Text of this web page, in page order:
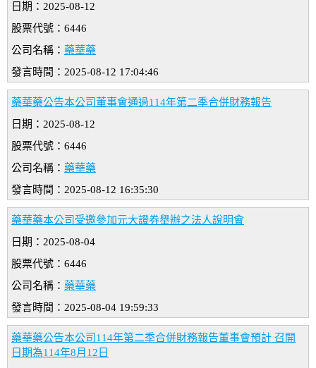
日期：2025-08-12
股票代號：6446
公司名稱： 藥華藥
發言時間：2025-08-12 17:04:46
藥華藥公告本公司董事會通過114年第二季合併財務報告
日期：2025-08-12
股票代號：6446
公司名稱： 藥華藥
發言時間：2025-08-12 16:35:30
藥華藥本公司受邀參加元大證券舉辦之法人說明會
日期：2025-08-04
股票代號：6446
公司名稱： 藥華藥
發言時間：2025-08-04 19:59:33
藥華藥公告本公司114年第二季合併財務報告董事會預計 召開
日期為114年8月12日